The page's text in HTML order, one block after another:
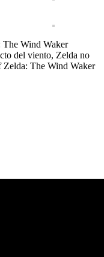
Wind Waker
del viento, Zelda no
Zelda: The Wind Waker